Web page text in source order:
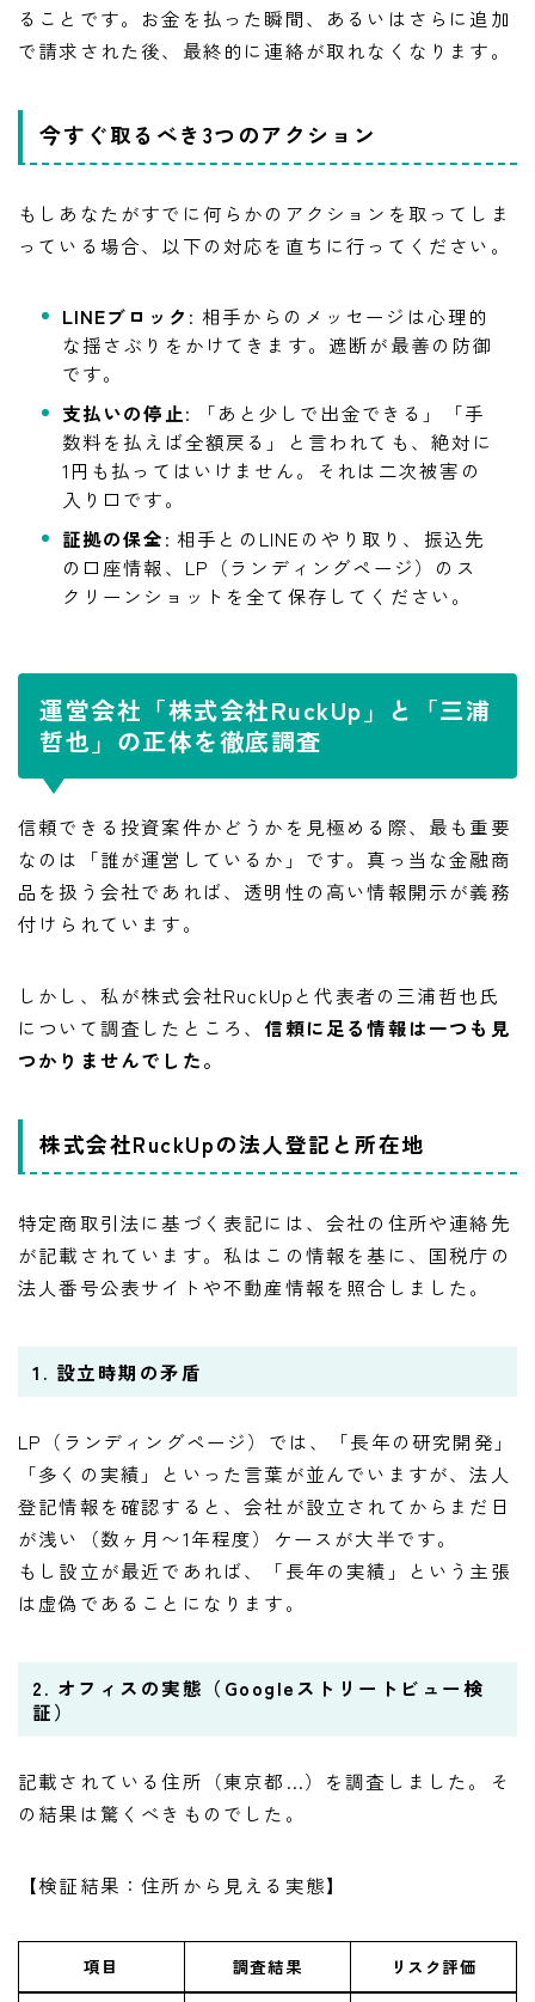
ることです。お金を払った瞬間、あるいはさらに追加
で請求された後、最終的に連絡が取れなくなります。
今すぐ取るべき3つのアクション
もしあなたがすでに何らかのアクションを取ってしま
っている場合、以下の対応を直ちに行ってください。
LINEブロック : 相手からのメッセージは心理的
な揺さぶりをかけてきます。遮断が最善の防御
です。
支払いの停止: 「あと少しで出金できる」「手
数料を払えば全額戻る」と言われても、絶対に
1円も払ってはいけません。それは二次被害の
入り口です。
証拠の保全: 相手とのLINEのやり取り、振込先
の口座情報、LP（ランディングページ）のス
クリーンショットを全て保存してください。
運営会社「株式会社RuckUp」と「三浦
哲也」の正体を徹底調査
信頼できる投資案件かどうかを見極める際、最も重要
なのは「誰が運営しているか」です。真っ当な金融商
品を扱う会社であれば、透明性の高い情報開示が義務
付けられています。
しかし、私が株式会社RuckUpと代表者の三浦哲也氏
について調査したところ、信頼に足る情報は一つも見
つかりませんでした。
株式会社RuckUpの法人登記と所在地
特定商取引法に基づく表記には、会社の住所や連絡先
が記載されています。私はこの情報を基に、国税庁の
法人番号公表サイトや不動産情報を照合しました。
1. 設立時期の矛盾
LP（ランディングページ）では、「長年の研究開発」
「多くの実績」といった言葉が並んでいますが、法人
登記情報を確認すると、会社が設立されてからまだ日
が浅い（数ヶ月〜1年程度）ケースが大半です。
もし設立が最近であれば、「長年の実績」という主張
は虚偽であることになります。
2. オフィスの実態（Googleストリートビュー検
証）
記載されている住所（東京都…）を調査しました。そ
の結果は驚くべきものでした。
【検証結果：住所から見える実態】
項目 調査結果 リスク評価